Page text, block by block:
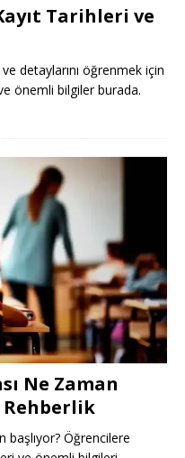
Tarihleri ve
detaylarını öğrenmek için
önemli bilgiler burada.
Ne Zaman
Rehberlik
başlıyor? Öğrencilere